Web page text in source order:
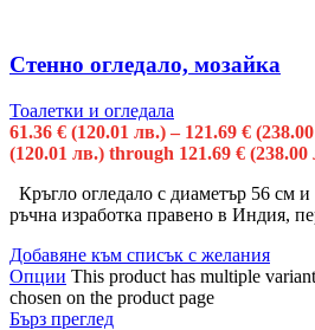
Стенно огледало, мозайка
Тоалетки и огледала
61.36 € (120.01 лв.) – 121.69 €
(120.01 лв.) through 121.69 € (238.00
Кръгло огледало с диаметър 56 см
ръчна изработка правено в Индия,
Добавяне към списък с желания
Опции This product has multiple
chosen on the product page
Бърз преглед